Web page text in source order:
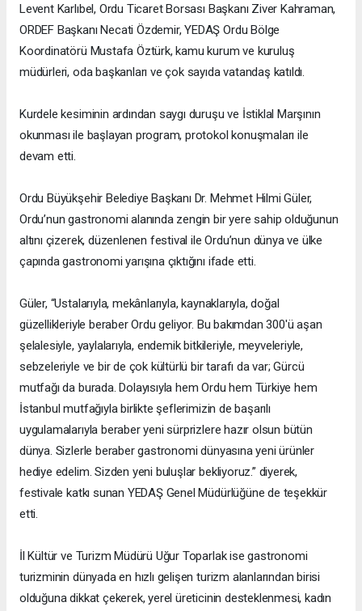
Levent Karlıbel, Ordu Ticaret Borsası Başkanı Ziver Kahraman,
ORDEF Başkanı Necati Özdemir, YEDAŞ Ordu Bölge
Koordinatörü Mustafa Öztürk, kamu kurum ve kuruluş
müdürleri, oda başkanları ve çok sayıda vatandaş katıldı.
Kurdele kesiminin ardından saygı duruşu ve İstiklal Marşının
okunması ile başlayan program, protokol konuşmaları ile
devam etti.
Ordu Büyükşehir Belediye Başkanı Dr. Mehmet Hilmi Güler,
Ordu’nun gastronomi alanında zengin bir yere sahip olduğunun
altını çizerek, düzenlenen festival ile Ordu’nun dünya ve ülke
çapında gastronomi yarışına çıktığını ifade etti.
Güler, “Ustalarıyla, mekânlarıyla, kaynaklarıyla, doğal
güzellikleriyle beraber Ordu geliyor. Bu bakımdan 300'ü aşan
şelalesiyle, yaylalarıyla, endemik bitkileriyle, meyveleriyle,
sebzeleriyle ve bir de çok kültürlü bir tarafı da var; Gürcü
mutfağı da burada. Dolayısıyla hem Ordu hem Türkiye hem
İstanbul mutfağıyla birlikte şeflerimizin de başarılı
uygulamalarıyla beraber yeni sürprizlere hazır olsun bütün
dünya. Sizlerle beraber gastronomi dünyasına yeni ürünler
hediye edelim. Sizden yeni buluşlar bekliyoruz.” diyerek,
festivale katkı sunan YEDAŞ Genel Müdürlüğüne de teşekkür
etti.
İl Kültür ve Turizm Müdürü Uğur Toparlak ise gastronomi
turizminin dünyada en hızlı gelişen turizm alanlarından birisi
olduğuna dikkat çekerek, yerel üreticinin desteklenmesi, kadın